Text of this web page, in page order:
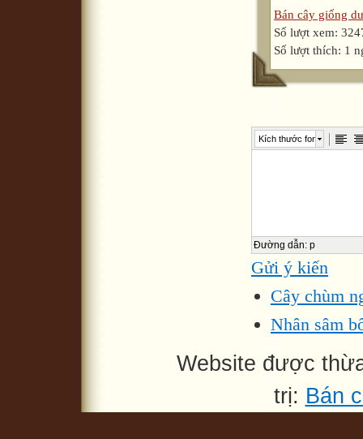
Bán cây giống
Số lượt xem:
Số lượt thích: 1
Kích thước font
Đường dẫn: p
Gửi ý kiến
Cây chùm
Nhân sâm
Website được
trị: Bán